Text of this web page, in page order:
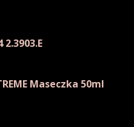
Maseczka 50ml